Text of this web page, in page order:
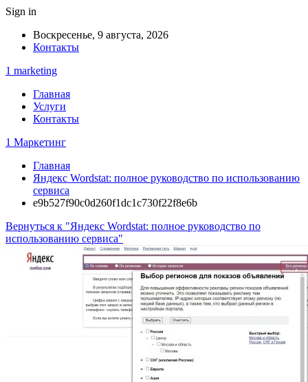
Sign in
Воскресенье, 9 августа, 2026
Контакты
1 marketing
Главная
Услуги
Контакты
1 Маркетинг
Главная
Яндекс Wordstat: полное руководство по использованию
сервиса
e9b527f90c0d260f1dc1c730f22f8e6b
Вернуться к "Яндекс Wordstat: полное руководство по
использованию сервиса"